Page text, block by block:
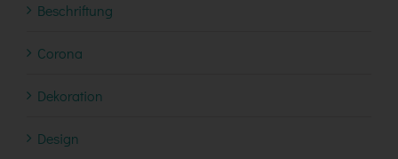
Beschriftung
Corona
Dekoration
Design